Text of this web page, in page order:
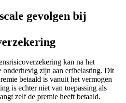
gevolgen bij
kan na het
onderhevig zijn aan erfbelasting. Dit
betaald is vanuit het vermogen
is echter niet van toepassing als
zelf de premie heeft betaald.